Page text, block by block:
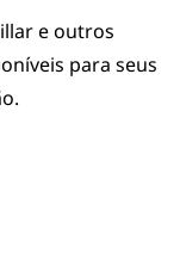
e outros
para seus